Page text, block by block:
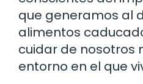
que generamos al
alimentos
cuidar de nosotros
entorno en el que